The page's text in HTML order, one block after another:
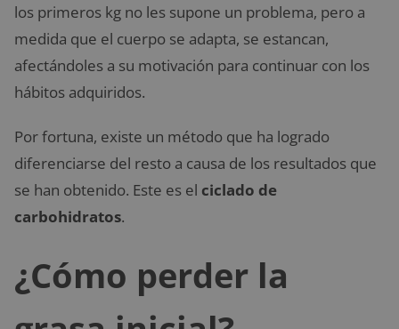
los primeros kg no les supone un problema, pero a
medida que el cuerpo se adapta, se estancan,
afectándoles a su motivación para continuar con los
hábitos adquiridos.
Por fortuna, existe un método que ha logrado
diferenciarse del resto a causa de los resultados que
se han obtenido. Este es el ciclado de
carbohidratos.
¿Cómo perder la